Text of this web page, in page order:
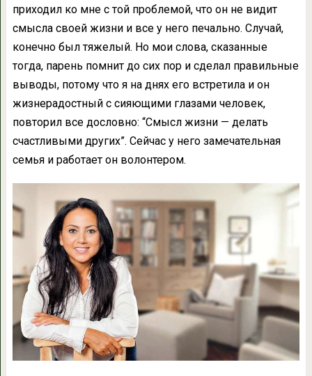
приходил ко мне с той проблемой, что он не видит
смысла своей жизни и все у него печально. Случай,
конечно был тяжелый. Но мои слова, сказанные
тогда, парень помнит до сих пор и сделал правильные
выводы, потому что я на днях его встретила и он
жизнерадостный с сияющими глазами человек,
повторил все дословно: “Смысл жизни — делать
счастливыми других”. Сейчас у него замечательная
семья и работает он волонтером.